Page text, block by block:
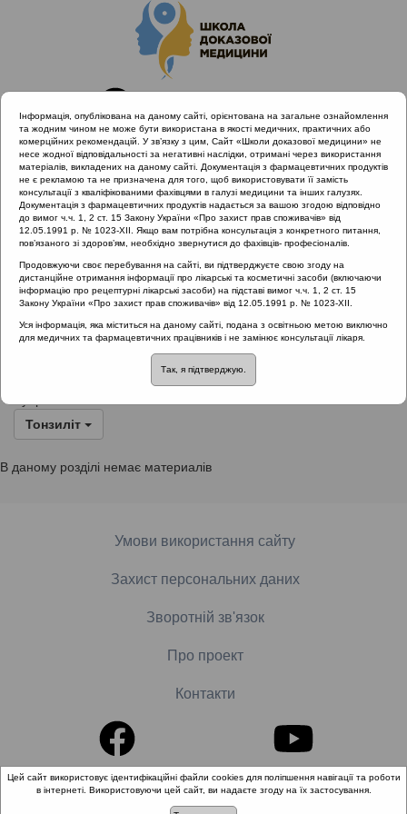
Головна
Проведені заходи
SHDM.SCHOOL | Сучасні погляди на діагностику та
лікування захворювань верхніх дихальних шляхів
SHDM.SCHOOL | Сучасні погляди на
діагностику та лікування
захворювань верхніх дихальних
Тонзиліт
Тонзиліт
В даному розділі немає материалів
Умови використання сайту
Захист персональних даних
Зворотній зв'язок
Про проект
Контакти
© 2018-2026 «Школа доказової медицини». Всі права
Інформація, опублікована на даному сайті, орієнтована на загальне ознайомлення
та жодним чином не може бути використана в якості медичних, практичних або
комерційних рекомендацій. У зв’язку з цим, Сайт «Школи доказової медицини» не
несе жодної відповідальності за негативні наслідки, отримані через використання
матеріалів, викладених на даному сайті. Документація з фармацевтичних продуктів
не є рекламою та не призначена для того, щоб використовувати її замість
консультації з кваліфікованими фахівцями в галузі медицини та інших галузях.
Документація з фармацевтичних продуктів надається за вашою згодою відповідно
до вимог ч.ч. 1, 2 ст. 15 Закону України «Про захист прав споживачів» від
12.05.1991 р. № 1023-XII. Якщо вам потрібна консультація з конкретного питання,
пов’язаного зі здоров’ям, необхідно звернутися до фахівців- професіоналів.
Продовжуючи своє перебування на сайті, ви підтверджуєте свою згоду на
дистанційне отримання інформації про лікарські та косметичні засоби (включаючи
інформацію про рецептурні лікарські засоби) на підставі вимог ч.ч. 1, 2 ст. 15
Закону України «Про захист прав споживачів» від 12.05.1991 р. № 1023-XII.
Уся інформація, яка міститься на даному сайті, подана з освітньою метою виключно
для медичних та фармацевтичних працівників і не замінює консультації лікаря.
Так, я підтверджую.
Цей сайт використовує ідентифікаційні файли cookies для поліпшення навігації та роботи
в інтернеті. Використовуючи цей сайт, ви надаєте згоду на їх застосування.